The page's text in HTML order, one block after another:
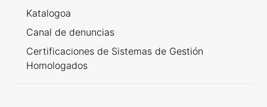
Katalogoa
Canal de denuncias
Certificaciones de Sistemas de Gestión
Homologados